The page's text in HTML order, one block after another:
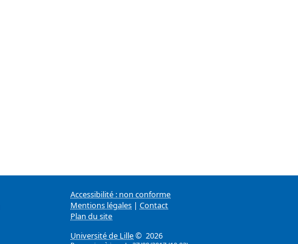
Accessibilité : non conforme
Mentions légales | Contact
Plan du site
Université de Lille© 2026